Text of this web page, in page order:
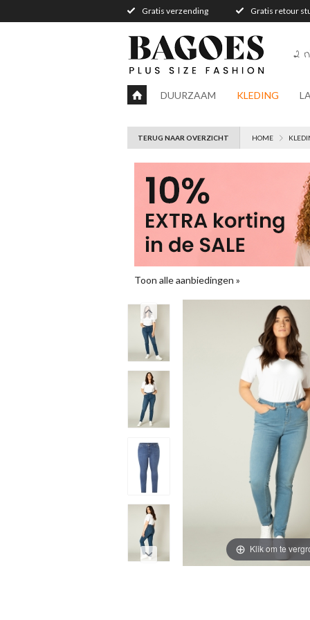
Gratis verzending Gratis retour
2
DUURZAAM KLEDING
TERUG NAAR OVERZICHT HOME
Toon alle aanbiedingen »
Klik om te